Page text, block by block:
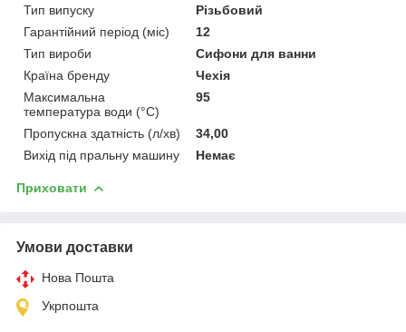
Тип випуску
Різьбовий
Гарантійний період (міс)
12
Тип вироби
Сифони для ванни
Країна бренду
Чехія
Максимальна
температура води (°C)
95
Пропускна здатність (л/хв)
34,00
Вихід під пральну машину
Немає
Приховати
Умови доставки
Нова Пошта
Укрпошта